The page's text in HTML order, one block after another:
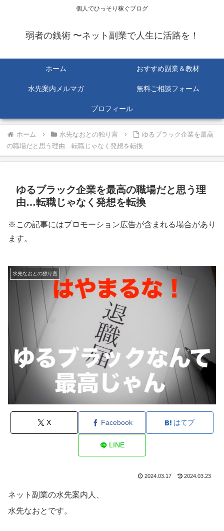
個人でひっそり稼ぐブログ
弱者の銭術 〜ネット副業で人生に活路を！
ホーム おすすめ副業＆教材
水先案内メルマガ 無料ご相談フォーム
プロフィール
ホーム 水先なおとの独り言
ゆるブラック企業を最高
の職場だと思う理由…転職じゃなく発想を転換
ゆるブラック企業を最高の職場だと思う理
由…転職じゃなく発想を転換
※この記事にはプロモーション広告が含まれる場合があり
ます。
水先なおとの独り言
X Facebook はてブ
LINE
2024.03.17 2024.03.23
ネット副業の水先案内人、
水先なおとです。